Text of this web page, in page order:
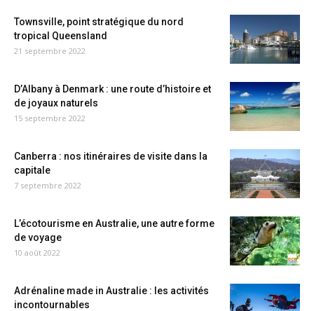
Townsville, point stratégique du nord
tropical Queensland
21 septembre 2022
D’Albany à Denmark : une route d’histoire et
de joyaux naturels
15 septembre 2022
Canberra : nos itinéraires de visite dans la
capitale
7 septembre 2022
L’écotourisme en Australie, une autre forme
de voyage
10 août 2022
Adrénaline made in Australie : les activités
incontournables